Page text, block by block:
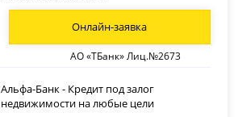
АО «ТБанк» Лиц.№2673
Онлайн-заявка
Альфа-Банк - Кредит под залог
недвижимости на любые цели